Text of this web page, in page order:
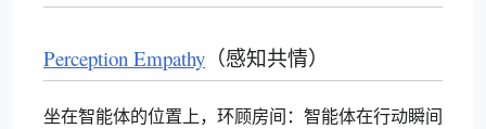
Perception Empathy （感知共情）
坐在智能体的位置上，环顾房间：智能体在行动瞬间